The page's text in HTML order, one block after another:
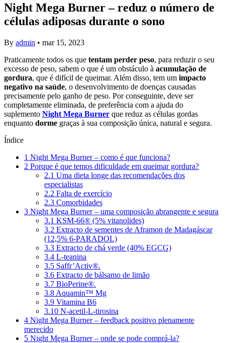
Night Mega Burner – reduz o número de
células adiposas durante o sono
By admin • mar 15, 2023
Praticamente todos os que tentam perder peso, para reduzir o seu
excesso de peso, sabem o que é um obstáculo à acumulação de
gordura, que é difícil de queimar. Além disso, tem um impacto
negativo na saúde, o desenvolvimento de doenças causadas
precisamente pelo ganho de peso. Por conseguinte, deve ser
completamente eliminada, de preferência com a ajuda do
suplemento Night Mega Burner que reduz as células gordas
enquanto dorme graças à sua composição única, natural e segura.
Índice
1 Night Mega Burner – como é que funciona?
2 Porque é que temos dificuldade em queimar gordura?
2.1 Uma dieta longe das recomendações dos
especialistas
2.2 Falta de exercício
2.3 Comorbidades
3 Night Mega Burner – uma composição abrangente e segura
3.1 KSM-66® (5% vitanolides)
3.2 Extracto de sementes de Aframon de Madagáscar
(12,5% 6-PARADOL)
3.3 Extracto de chá verde (40% EGCG)
3.4 L-teanina
3.5 Saffr’Activ®.
3.6 Extracto de bálsamo de limão
3.7 BioPerine®.
3.8 Aquamin™ Mg
3.9 Vitamina B6
3.10 N-acetil-L-tirosina
4 Night Mega Burner – feedback positivo plenamente
merecido
5 Night Mega Burner – onde se pode comprá-la?